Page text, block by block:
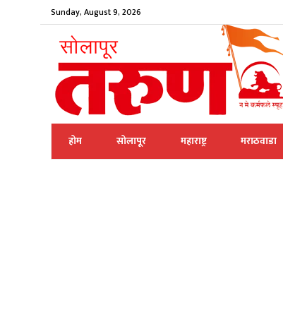
Sunday, August 9, 2026
होम सोलापूर महाराष्ट्र मराठवाडा